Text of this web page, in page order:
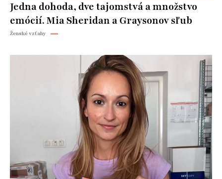
Jedna dohoda, dve tajomstvá a množstvo
emócií. Mia Sheridan a Graysonov sľub
Ženské vzťahy